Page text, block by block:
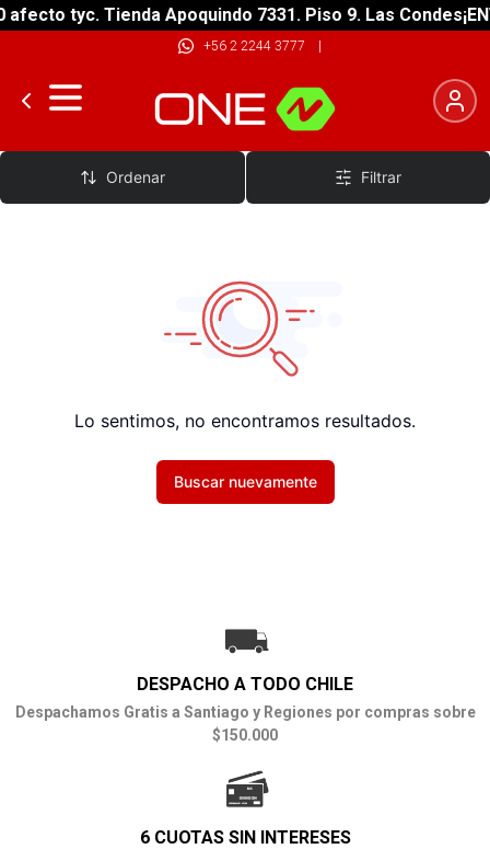
afecto tyc. Tienda Apoquindo 7331. Piso 9. Las Condes
+56 2 2244 3777 |
Camisetas
Ordenar Filtrar
Lo sentimos, no encontramos resultados.
Buscar nuevamente
DESPACHO A TODO CHILE
Despachamos Gratis a Santiago y Regiones por compras sobre
$150.000
6 CUOTAS SIN INTERESES